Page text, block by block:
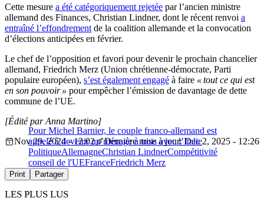
Cette mesure a été catégoriquement rejetée par l’ancien ministre
allemand des Finances, Christian Lindner, dont le récent renvoi a
entraîné l’effondrement de la coalition allemande et la convocation
d’élections anticipées en février.
Le chef de l’opposition et favori pour devenir le prochain chancelier
allemand, Friedrich Merz (Union chrétienne-démocrate, Parti
populaire européen), s’est également engagé à faire « tout ce qui est
en son pouvoir » pour empêcher l’émission de davantage de dette
commune de l’UE.
Pour Michel Barnier, le couple franco-allemand est
appelé à devenir un ménage à trois avec l’Italie
[Édité par Anna Martino]
Nov 29, 2024 - 12:02
Dernière mise à jour: Dec 2, 2025 - 12:26
PolitiqueAllemagneChristian LindnerCompétitivité
conseil de l'UEFranceFriedrich Merz
Print Partager
LES PLUS LUS